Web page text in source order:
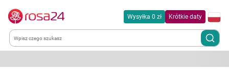
Wysyłka 0 zł Krótkie daty
Kategorie